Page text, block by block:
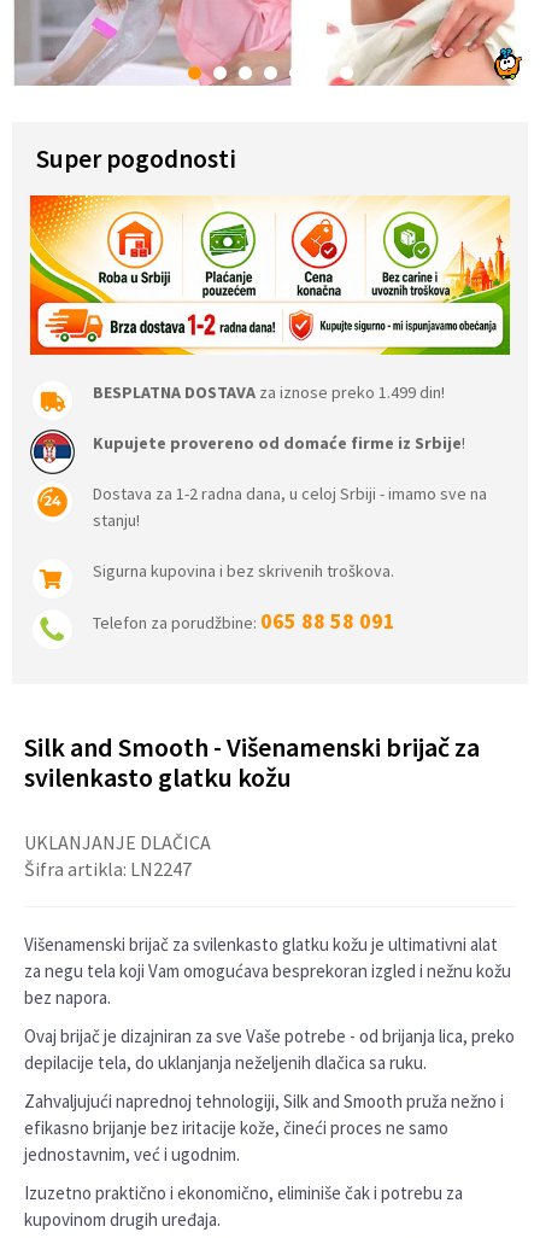
1 2 3 4 5 7
Super pogodnosti
BESPLATNA DOSTAVA za iznose preko 1.499 din!
Kupujete provereno od domaće firme iz Srbije!
Dostava za 1-2 radna dana, u celoj Srbiji - imamo sve na
stanju!
Sigurna kupovina i bez skrivenih troškova.
Telefon za porudžbine: 065 88 58 091
Silk and Smooth - Višenamenski brijač za
svilenkasto glatku kožu
UKLANJANJE DLAČICA
Šifra artikla: LN2247
Višenamenski brijač za svilenkasto glatku kožu je ultimativni alat
za negu tela koji Vam omogućava besprekoran izgled i nežnu kožu
bez napora.
Ovaj brijač je dizajniran za sve Vaše potrebe - od brijanja lica, preko
depilacije tela, do uklanjanja neželjenih dlačica sa ruku.
Zahvaljujući naprednoj tehnologiji, Silk and Smooth pruža nežno i
efikasno brijanje bez iritacije kože, čineći proces ne samo
jednostavnim, već i ugodnim.
Izuzetno praktično i ekonomično, eliminiše čak i potrebu za
kupovinom drugih uređaja.